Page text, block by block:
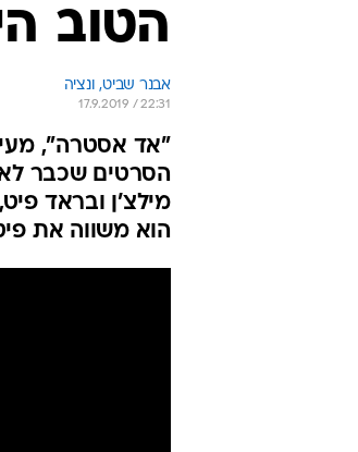
הטוב
אבנר שביט, ונציה
17.9.2019 / 22:31
"אד אסטרה",
הסרטים שכבר לא
מילצ'ן ובראד
הוא משווה את